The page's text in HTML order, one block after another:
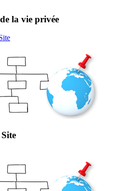
la vie privée